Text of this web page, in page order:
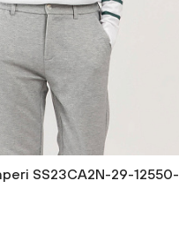
SS23CA2N-29-12550-